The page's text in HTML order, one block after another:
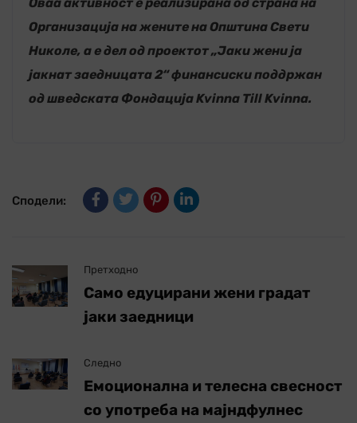
Организација на жените на Општина Свети
Николе, а е дел од проектот „Јаки жени ја
јакнат заедницата 2“ финансиски поддржан
од шведската Фондација Kvinna Till Kvinna.
Сподели:
Претходно
Само едуцирани жени градат
јаки заедници
Следно
Емоционална и телесна свесност
со употреба на мајндфулнес